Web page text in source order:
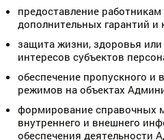
предоставление
дополнительных гарантий и
защита жизни, здоровья
интересов субъектов
обеспечение пропускного и
режимов на объектах
формирование справочных
внутреннего и внешнего
обеспечения деятельности